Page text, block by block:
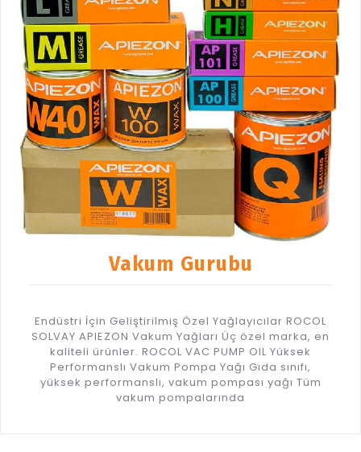
Vakum Gurubu
Endüstri İçin Geliştirilmiş Özel Yağlayıcılar ROCOL
SOLVAY APIEZON Vakum Yağları Üç özel marka, en
kaliteli ürünler. ROCOL VAC PUMP OIL Yüksek
Performanslı Vakum Pompa Yağı Gıda sınıfı,
yüksek performanslı, vakum pompası yağı Tüm
vakum pompalarında